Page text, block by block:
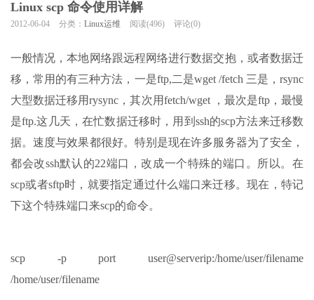
Linux scp 命令使用详解
2012-06-04 分类： Linux运维 阅读(496) 评论(0)
一般情况，本地网络跟远程网络进行数据交抱，或者数据迁
移，常用的有三种方法，一是ftp,二是wget /fetch 三是，rsync
大型数据迁移用rysync，其次用fetch/wget ，最次是ftp，最慢
是ftp.这几天，在忙数据迁移时，用到ssh的scp方法来迁移数
据。速度与效果都很好。特别是现在许多服务器为了安全，
都会改ssh默认的22端口，改成一个特殊的端口。所以。在
scp或者sftp时，就要指定通过什么端口来迁移。现在，特记
下这个特殊端口来scp的命令。
scp -p port user@serverip:/home/user/filename
/home/user/filename